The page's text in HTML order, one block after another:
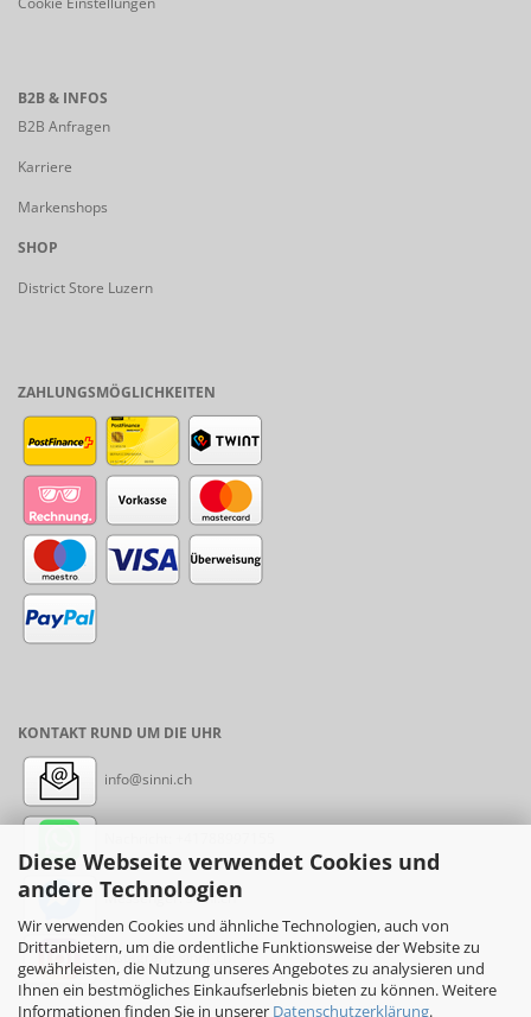
Diese Webseite verwendet Cookies und
andere Technologien
Wir verwenden Cookies und ähnliche Technologien, auch von
Drittanbietern, um die ordentliche Funktionsweise der Website zu
gewährleisten, die Nutzung unseres Angebotes zu analysieren und
Ihnen ein bestmögliches Einkaufserlebnis bieten zu können. Weitere
Informationen finden Sie in unserer Datenschutzerklärung.
B2B & INFOS
B2B Anfragen
Karriere
Markenshops
SHOP
District Store Luzern
ZAHLUNGSMÖGLICHKEITEN
KONTAKT RUND UM DIE UHR
info@sinni.ch
Messenger: sinni.ch
Instagram: sinni_ch